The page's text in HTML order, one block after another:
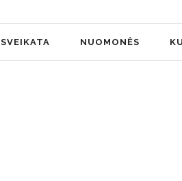
SVEIKATA NUOMONĖS